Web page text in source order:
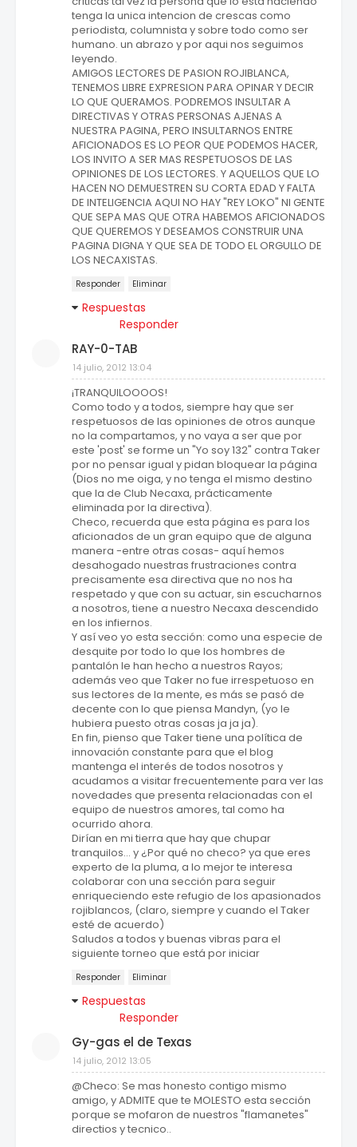
tenga la unica intencion de crescas como
periodista, columnista y sobre todo como ser
humano. un abrazo y por aqui nos seguimos
leyendo.
AMIGOS LECTORES DE PASION ROJIBLANCA,
TENEMOS LIBRE EXPRESION PARA OPINAR Y DECIR
LO QUE QUERAMOS. PODREMOS INSULTAR A
DIRECTIVAS Y OTRAS PERSONAS AJENAS A
NUESTRA PAGINA, PERO INSULTARNOS ENTRE
AFICIONADOS ES LO PEOR QUE PODEMOS HACER,
LOS INVITO A SER MAS RESPETUOSOS DE LAS
OPINIONES DE LOS LECTORES. Y AQUELLOS QUE LO
HACEN NO DEMUESTREN SU CORTA EDAD Y FALTA
DE INTELIGENCIA AQUI NO HAY "REY LOKO" NI GENTE
QUE SEPA MAS QUE OTRA HABEMOS AFICIONADOS
QUE QUEREMOS Y DESEAMOS CONSTRUIR UNA
PAGINA DIGNA Y QUE SEA DE TODO EL ORGULLO DE
LOS NECAXISTAS.
Responder Eliminar
Respuestas
Responder
RAY-0-TAB
14 julio, 2012 13:04
¡TRANQUILOOOOS!
Como todo y a todos, siempre hay que ser
respetuosos de las opiniones de otros aunque
no la compartamos, y no vaya a ser que por
este 'post' se forme un "Yo soy 132" contra Taker
por no pensar igual y pidan bloquear la página
(Dios no me oiga, y no tenga el mismo destino
que la de Club Necaxa, prácticamente
eliminada por la directiva).
Checo, recuerda que esta página es para los
aficionados de un gran equipo que de alguna
manera -entre otras cosas- aquí hemos
desahogado nuestras frustraciones contra
precisamente esa directiva que no nos ha
respetado y que con su actuar, sin escucharnos
a nosotros, tiene a nuestro Necaxa descendido
en los infiernos.
Y así veo yo esta sección: como una especie de
desquite por todo lo que los hombres de
pantalón le han hecho a nuestros Rayos;
además veo que Taker no fue irrespetuoso en
sus lectores de la mente, es más se pasó de
decente con lo que piensa Mandyn, (yo le
hubiera puesto otras cosas ja ja ja).
En fin, pienso que Taker tiene una política de
innovación constante para que el blog
mantenga el interés de todos nosotros y
acudamos a visitar frecuentemente para ver las
novedades que presenta relacionadas con el
equipo de nuestros amores, tal como ha
ocurrido ahora.
Dirían en mi tierra que hay que chupar
tranquilos... y ¿Por qué no checo? ya que eres
experto de la pluma, a lo mejor te interesa
colaborar con una sección para seguir
enriqueciendo este refugio de los apasionados
rojiblancos, (claro, siempre y cuando el Taker
esté de acuerdo)
Saludos a todos y buenas vibras para el
siguiente torneo que está por iniciar
Responder Eliminar
Respuestas
Responder
Gy-gas el de Texas
14 julio, 2012 13:05
@Checo: Se mas honesto contigo mismo
amigo, y ADMITE que te MOLESTO esta sección
porque se mofaron de nuestros "flamanetes"
directios y tecnico..